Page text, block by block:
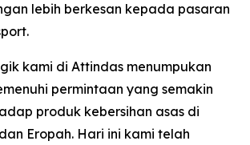
lebih berkesan kepada pasaran
kami di Attindas menumpukan
permintaan yang semakin
produk kebersihan asas di
Eropah. Hari ini kami telah